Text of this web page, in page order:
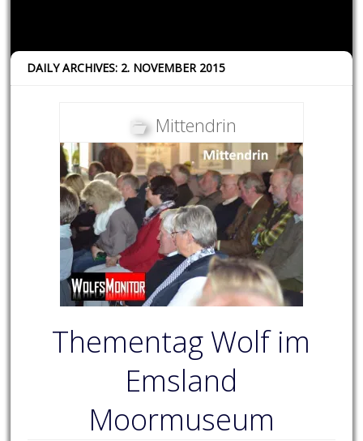
DAILY ARCHIVES: 2. NOVEMBER 2015
Mittendrin
Thementag Wolf im
Emsland
Moormuseum